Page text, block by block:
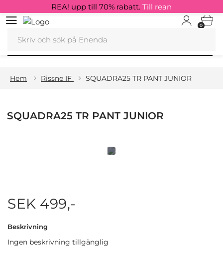
0
REA! upp till 70% rabatt. Till rean
Hem Rissne IF SQUADRA25 TR PANT JUNIOR
SQUADRA25 TR PANT JUNIOR
SEK 499,-
Beskrivning
Ingen beskrivning tillgänglig